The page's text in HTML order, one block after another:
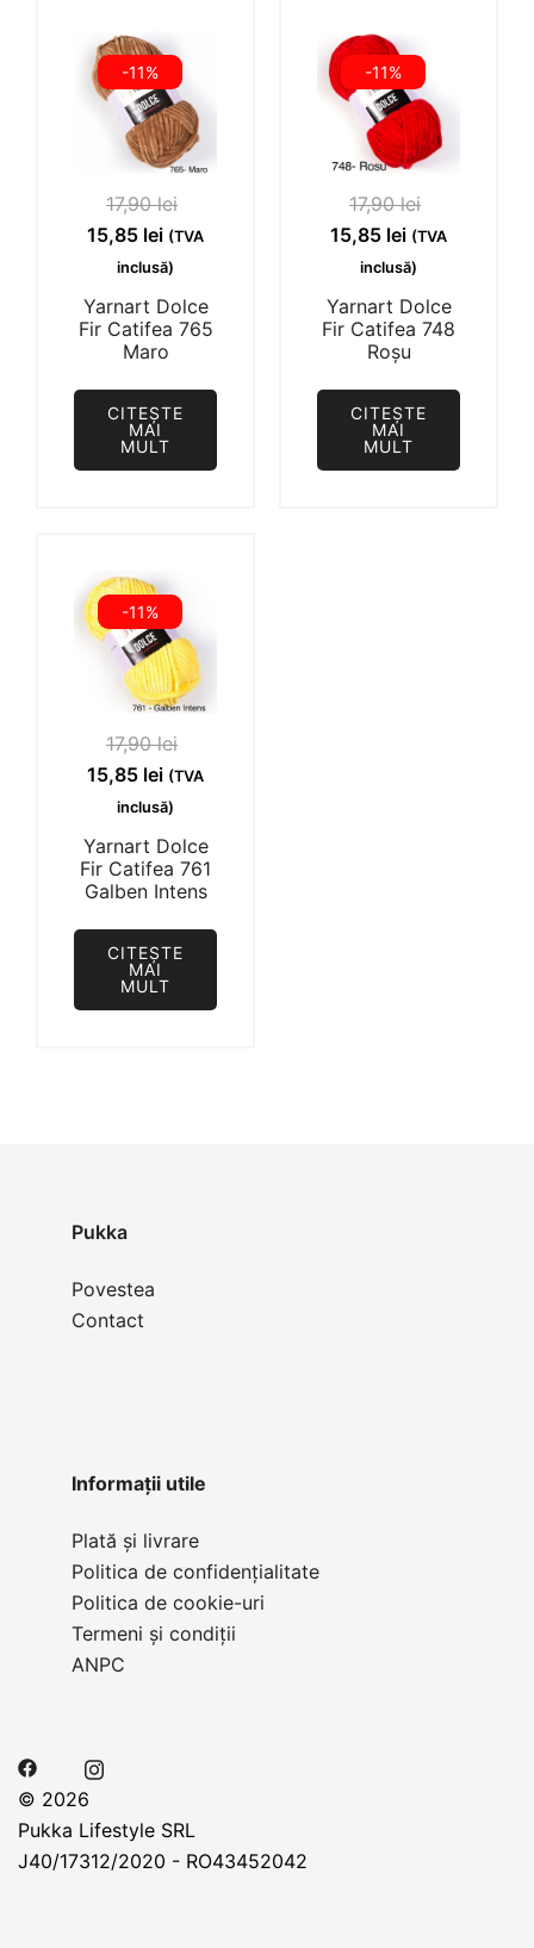
-11%
17,90lei
Prețul
inițial
a
fost:
17,90 lei.
15,85 leiPrețul
curent
este:
15,85 lei.
(TVA
inclusă)
Yarnart Dolce
Fir Catifea 765
Maro
CITEȘTE
MAI
MULT
-11%
17,90lei
Prețul
inițial
a
fost:
17,90 lei.
15,85 leiPrețul
curent
este:
15,85 lei.
(TVA
inclusă)
Yarnart Dolce
Fir Catifea 748
Roșu
CITEȘTE
MAI
MULT
-11%
17,90lei
Prețul
inițial
a
fost:
17,90 lei.
15,85 leiPrețul
curent
este:
15,85 lei.
(TVA
inclusă)
Yarnart Dolce
Fir Catifea 761
Galben Intens
CITEȘTE
MAI
MULT
Pukka
Povestea
Contact
Informații utile
Plată și livrare
Politica de confidențialitate
Politica de cookie-uri
Termeni și condiții
ANPC
© 2026
Pukka Lifestyle SRL
J40/17312/2020 - RO43452042